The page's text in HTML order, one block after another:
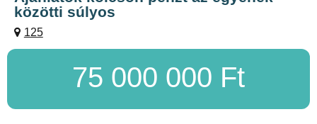
közötti súlyos
125
75 000 000 Ft